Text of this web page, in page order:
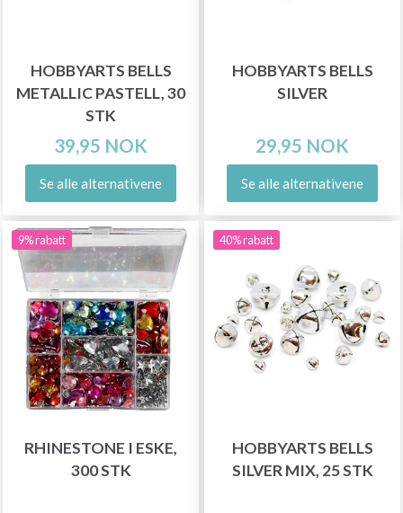
HOBBYARTS BELLS
METALLIC PASTELL, 30
STK
39,95 NOK
Se alle alternativene
HOBBYARTS BELLS
SILVER
29,95 NOK
Se alle alternativene
9% rabatt
RHINESTONE I ESKE,
300 STK
40% rabatt
HOBBYARTS BELLS
SILVER MIX, 25 STK